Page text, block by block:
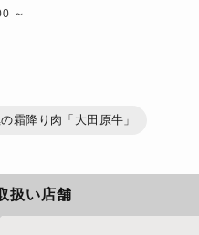
～
霜降り肉「大田原牛」
扱い店舗